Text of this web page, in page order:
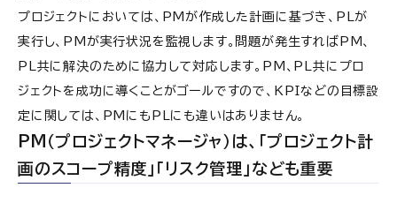
プロジェクトにおいては、PMが作成した計画に基づき、PLが
実行し、PMが実行状況を監視します。問題が発生すればPM、
PL共に解決のために協力して対応します。PM、PL共にプロ
ジェクトを成功に導くことがゴールですので、KPIなどの目標設
定に関しては、PMにもPLにも違いはありません。
PM（プロジェクトマネージャ）は、「プロジェクト計
画のスコープ精度」「リスク管理」なども重要